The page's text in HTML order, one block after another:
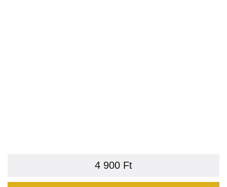
4 900 Ft